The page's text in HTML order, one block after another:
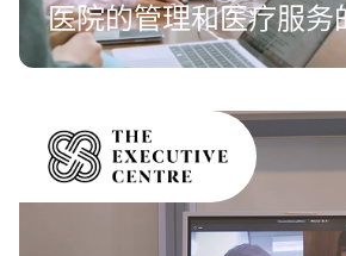
医院的管理和医疗服务